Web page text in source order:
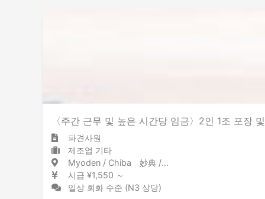
〈주간 근무 및 높은 시간당 임금〉2인 1조 포장
파견사원
제조업 기타
Myoden / Chiba 妙典 / 千葉県
시급 ¥1,550 ～
일상 회화 수준 (N3 상당)